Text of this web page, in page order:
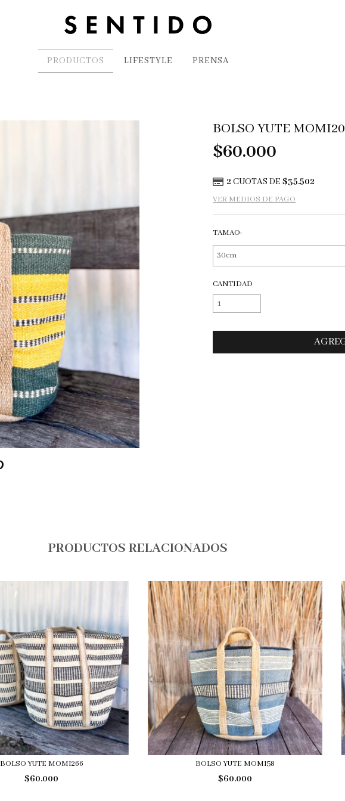
PRODUCTOS LIFESTYLE PRENSA
BOLSO YUTE MOMI20
$60.000
2 CUOTAS DE$35.502
VER MEDIOS DE PAGO
TAMAO:
CANTIDAD
PRODUCTOS RELACIONADOS
BOLSO YUTE MOMI266
$60.000
BOLSO YUTE MOMI58
$60.000